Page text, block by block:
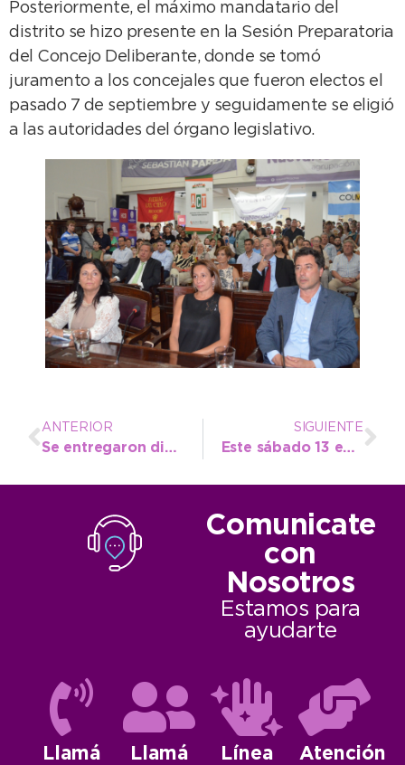
Posteriormente, el máximo mandatario del
distrito se hizo presente en la Sesión Preparatoria
del Concejo Deliberante, donde se tomó
juramento a los concejales que fueron electos el
pasado 7 de septiembre y seguidamente se eligió
a las autoridades del órgano legislativo.
ANTERIOR
Se entregaron distinciones a alumnos de la Escuela 28 en el cierre de “Buenos Anfitriones”
SIGUIENTE
Este sábado 13 entran en vigencia los nuevos horarios y refuerzos de temporada del servicio de recolección
Comunicate
con
Nosotros
Estamos para
ayudarte
Llamá
Llamá
Línea
Atención